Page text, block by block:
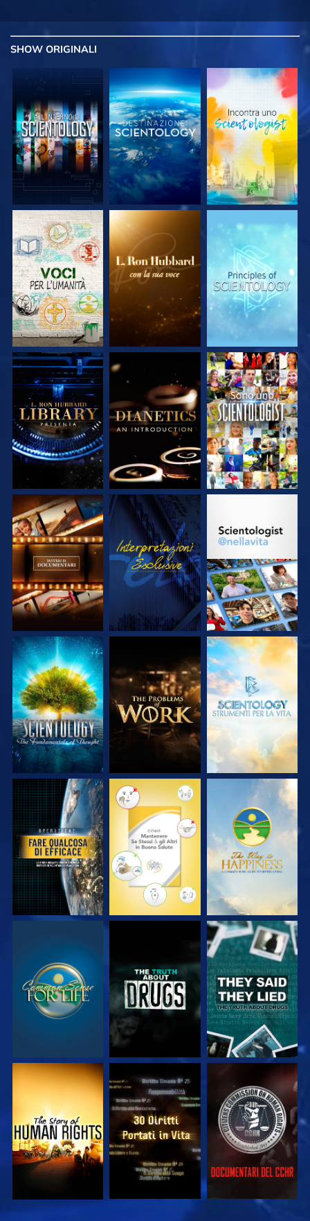
SHOW ORIGINALI
ESPLORA LE
SERIE
ESPLORA LE
SERIE
ESPLORA LE
SERIE
ESPLORA LE
SERIE
ESPLORA LE
SERIE
GUARDA
ESPLORA LE
SERIE
GUARDA
ESPLORA LE
ESPLORA LE
SERIE
ESPLORA LE
SERIE
ESPLORA LE
SERIE
GUARDA GUARDA GUARDA
GUARDA GUARDA GUARDA
GUARDA GUARDA GUARDA